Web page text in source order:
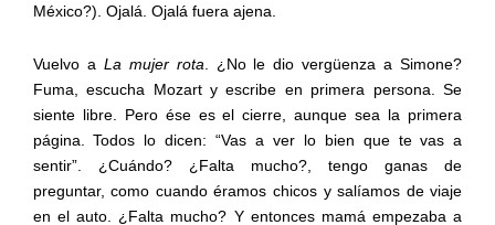
México?). Ojalá. Ojalá fuera ajena.
Vuelvo a La mujer rota . ¿No le dio vergüenza a Simone?
Fuma, escucha Mozart y escribe en primera persona. Se
siente libre. Pero ése es el cierre, aunque sea la primera
página. Todos lo dicen: “Vas a ver lo bien que te vas a
sentir”. ¿Cuándo? ¿Falta mucho?, tengo ganas de
preguntar, como cuando éramos chicos y salíamos de viaje
en el auto. ¿Falta mucho? Y entonces mamá empezaba a